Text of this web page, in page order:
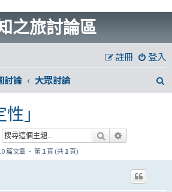
之旅討論區
登入
註冊
討論 大眾討論
」
搜尋
篇文章 • 第 1頁 (共1頁)